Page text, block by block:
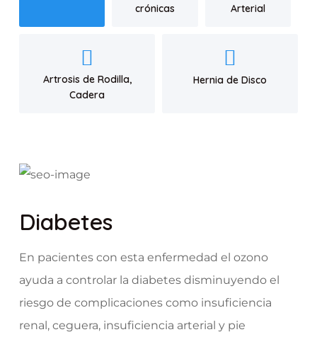
crónicas Arterial
Artrosis de Rodilla,
Cadera
Hernia de Disco
Diabetes
En pacientes con esta enfermedad el ozono
ayuda a controlar la diabetes disminuyendo el
riesgo de complicaciones como insuficiencia
renal, ceguera, insuficiencia arterial y pie